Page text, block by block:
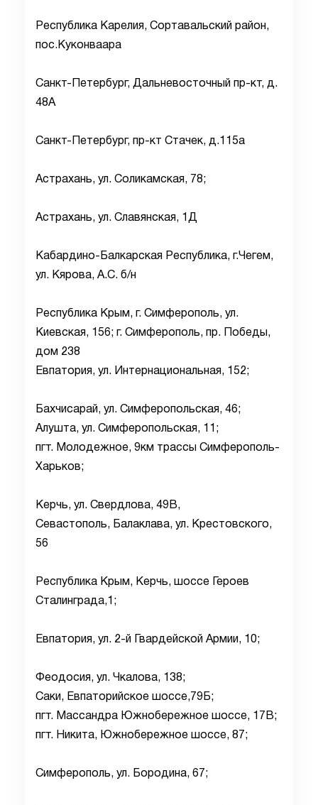
Республика Карелия, Сортавальский район,
пос.Куконваара
Санкт-Петербург, Дальневосточный пр-кт, д.
48А
Санкт-Петербург, пр-кт Стачек, д.115а
Астрахань, ул. Соликамская, 78;
Астрахань, ул. Славянская, 1Д
Кабардино-Балкарская Республика, г.Чегем,
ул. Кярова, А.С. б/н
Республика Крым, г. Симферополь, ул.
Киевская, 156; г. Симферополь, пр. Победы,
дом 238
Евпатория, ул. Интернациональная, 152;
Бахчисарай, ул. Симферопольская, 46;
Алушта, ул. Симферопольская, 11;
пгт. Молодежное, 9км трассы Симферополь-
Харьков;
Керчь, ул. Свердлова, 49В,
Севастополь, Балаклава, ул. Крестовского,
56
Республика Крым, Керчь, шоссе Героев
Сталинграда,1;
Евпатория, ул. 2-й Гвардейской Армии, 10;
Феодосия, ул. Чкалова, 138;
Саки, Евпаторийское шоссе,79Б;
пгт. Массандра Южнобережное шоссе, 17В;
пгт. Никита, Южнобережное шоссе, 87;
Симферополь, ул. Бородина, 67;